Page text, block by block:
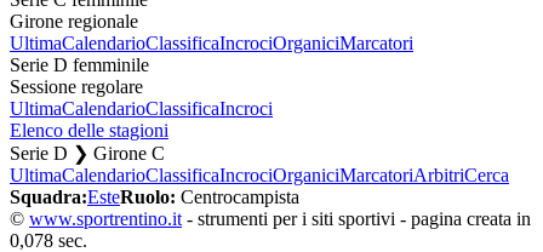
Girone regionale
UltimaCalendarioClassificaIncrociOrganiciMarcatori
Serie D femminile
Sessione regolare
UltimaCalendarioClassificaIncroci
Elenco delle stagioni
Serie D ❯ Girone C
UltimaCalendarioClassificaIncrociOrganiciMarcatoriArbitriCerca
Squadra:EsteRuolo: Centrocampista
© www.sportrentino.it - strumenti per i siti sportivi - pagina creata in
0,078 sec.